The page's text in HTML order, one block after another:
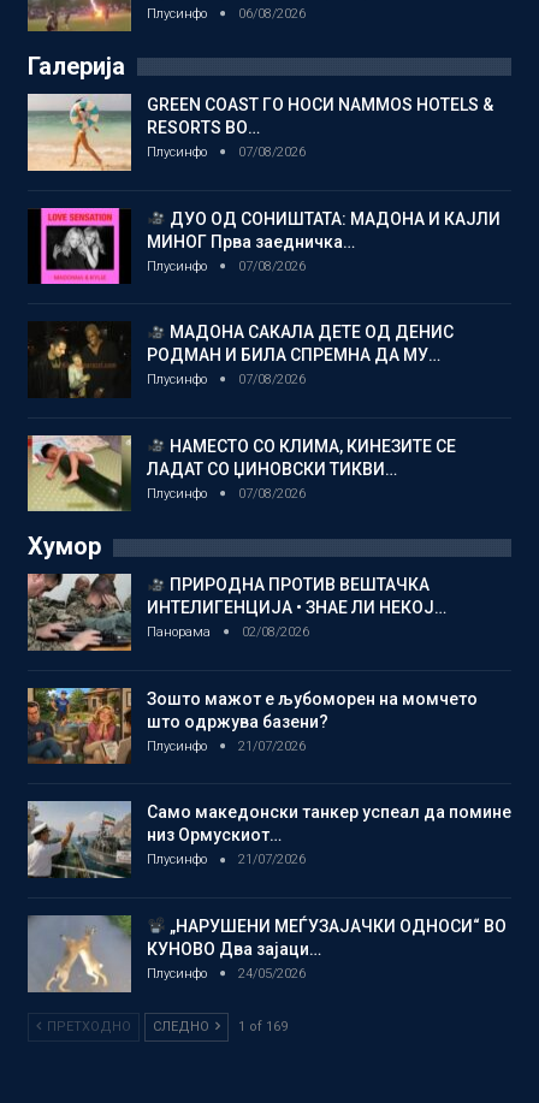
Плусинфо 06/08/2026
Галерија
GREEN COAST ГО НОСИ NAMMOS HOTELS &
RESORTS ВО…
Плусинфо 07/08/2026
ДУО ОД СОНИШТАТА: МАДОНА И КАЈЛИ
МИНОГ Прва заедничка…
Плусинфо 07/08/2026
МАДОНА САКАЛА ДЕТЕ ОД ДЕНИС
РОДМАН И БИЛА СПРЕМНА ДА МУ…
Плусинфо 07/08/2026
НАМЕСТО СО КЛИМА, КИНЕЗИТЕ СЕ
ЛАДАТ СО ЏИНОВСКИ ТИКВИ…
Плусинфо 07/08/2026
Хумор
ПРИРОДНА ПРОТИВ ВЕШТАЧКА
ИНТЕЛИГЕНЦИЈА • ЗНАЕ ЛИ НЕКОЈ…
Панорама 02/08/2026
Зошто мажот е љубоморен на момчето
што одржува базени?
Плусинфо 21/07/2026
Само македонски танкер успеал да помине
низ Ормускиот…
Плусинфо 21/07/2026
„НАРУШЕНИ МЕЃУЗАЈАЧКИ ОДНОСИ“ ВО
КУНОВО Два зајаци…
Плусинфо 24/05/2026
ПРЕТХОДНО СЛЕДНО 1 of 169